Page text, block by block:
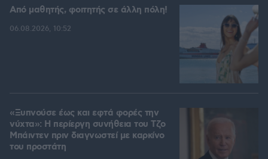
Από μαθητής, φοιτητής σε άλλη πόλη!
06.08.2026, 10:52
«Ξυπνούσε έως και εφτά φορές την
νύχτα»: Η περίεργη συνήθεια του Τζο
Μπάιντεν πριν διαγνωστεί με καρκίνο
του προστάτη